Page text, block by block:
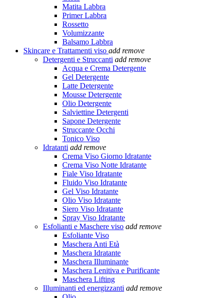
Matita Labbra
Primer Labbra
Rossetto
Volumizzante
Balsamo Labbra
Skincare e Trattamenti viso add remove
Detergenti e Struccanti add remove
Acqua e Crema Detergente
Gel Detergente
Latte Detergente
Mousse Detergente
Olio Detergente
Salviettine Detergenti
Sapone Detergente
Struccante Occhi
Tonico Viso
Idratanti add remove
Crema Viso Giorno Idratante
Crema Viso Notte Idratante
Fiale Viso Idratante
Fluido Viso Idratante
Gel Viso Idratante
Olio Viso Idratante
Siero Viso Idratante
Spray Viso Idratante
Esfolianti e Maschere viso add remove
Esfoliante Viso
Maschera Anti Età
Maschera Idratante
Maschera Illuminante
Maschera Lenitiva e Purificante
Maschera Lifting
Illuminanti ed energizzanti add remove